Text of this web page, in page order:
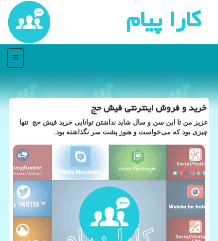
كارا پیام
منو
خرید و فروش اینترنتی فیش حج
عزیز من تا این سن و سال شاید نداشتن توانایی خرید فیش حج تنها
چیزی بود كه می‌خواست و هنوز پشت سر نگذاشته بود.